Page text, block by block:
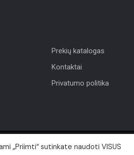
Prekių katalogas
Kontaktai
Privatumo politika
„Priimti“ sutinkate naudoti VISUS